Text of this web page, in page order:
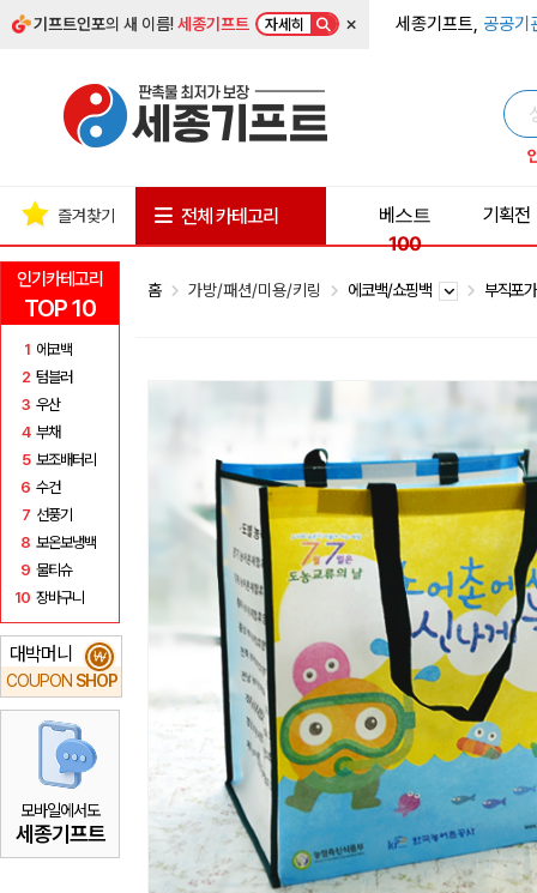
기프트인포의 새 이름!세종기프트 자세히 × 세종기프트, 공공기
인기카테고리
TOP 10
1 에코백
2 텀블러
3 우산
4 부채
5 보조배터리
6 수건
7 선풍기
8 보온보냉백
9 물티슈
10 장바구니
대박머니
COUPON SHOP
₩
모바일에서도
세종기프트
즐겨찾기 전체 카테고리
베스트
100
기획전
홈 가방/패션/미용/키링 에코백/쇼핑백 부직포